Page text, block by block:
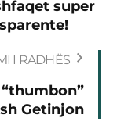
super
I RADHËS
Getinjon